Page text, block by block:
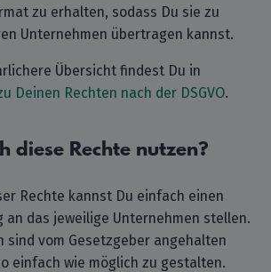
zu erhalten, sodass Du sie zu
Unternehmen übertragen kannst.
Übersicht findest Du in
Deinen Rechten nach der DSGVO.
diese Rechte nutzen?
Rechte kannst Du einfach einen
an das jeweilige Unternehmen stellen.
sind vom Gesetzgeber angehalten
einfach wie möglich zu gestalten.